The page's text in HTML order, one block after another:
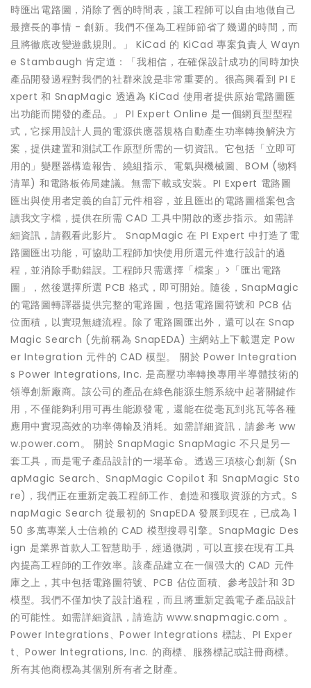
時匯出電路圖，消除了舊的時間表，讓工程師可以自由地做自己
最擅長的事情 - 創新。我們不僅為工程師節省了幾週的時間，而
且將徹底改變遊戲規則。」 KiCad 的 KiCad 專案負責人 Wayn
e Stambaugh 肯定道：「我相信，在確保設計成功的同時加快
產品開發過程對我們的社群來說是非常重要的。很高興看到 PI E
xpert 和 SnapMagic 透過為 KiCad 使用者提供原始電路圖匯
出功能而開發的產品。」 PI Expert Online 是一個網頁型型程
式，它採用設計人員的電源供應器規格自動產生功率轉換解決方
案，提供建置和測試工作原型所需的一切資訊。它包括「立即可
用的」變壓器構造報告、繞組指示、電氣與機械圖、BOM (物料
清單) 和電路板佈局建議。無需下載或安裝。PI Expert 電路圖
匯出與使用者定義的自訂元件相容，並且匯出的電路圖檔案包含
讀我文字檔，提供在所需 CAD 工具中開啟的逐步指示。如需詳
細資訊，請觀看此影片。 SnapMagic 在 PI Expert 中打造了電
路圖匯出功能，可協助工程師加快使用所選元件進行設計的過
程，並消除手動錯誤。工程師只需選擇「檔案」>「匯出電路
圖」，然後選擇所選 PCB 格式，即可開始。隨後，SnapMagic
的電路圖轉譯器提供完整的電路圖，包括電路圖符號和 PCB 佔
位面積，以實現無縫流程。除了電路圖匯出外，還可以在 Snap
Magic Search (先前稱為 SnapEDA) 主網站上下載選定 Pow
er Integration 元件的 CAD 模型。 關於 Power Integration
s Power Integrations, Inc. 是高壓功率轉換專用半導體技術的
領導創新廠商。該公司的產品在綠色能源生態系統中起著關鍵作
用，不僅能夠利用可再生能源發電，還能在從毫瓦到兆瓦等各種
應用中實現高效的功率傳輸及消耗。如需詳細資訊，請參考 ww
w.power.com。 關於 SnapMagic SnapMagic 不只是另一
套工具，而是電子產品設計的一場革命。透過三項核心創新 (Sn
apMagic Search、SnapMagic Copilot 和 SnapMagic Sto
re)，我們正在重新定義工程師工作、創造和獲取資源的方式。S
napMagic Search 從最初的 SnapEDA 發展到現在，已成為 1
50 多萬專業人士信賴的 CAD 模型搜尋引擎。SnapMagic Des
ign 是業界首款人工智慧助手，經過微調，可以直接在現有工具
內提高工程師的工作效率。該產品建立在一個强大的 CAD 元件
庫之上，其中包括電路圖符號、PCB 佔位面積、參考設計和 3D
模型。我們不僅加快了設計過程，而且將重新定義電子產品設計
的可能性。如需詳細資訊，請造訪 www.snapmagic.com 。
Power Integrations、Power Integrations 標誌、PI Exper
t、Power Integrations, Inc. 的商標、服務標記或註冊商標。
所有其他商標為其個別所有者之財產。